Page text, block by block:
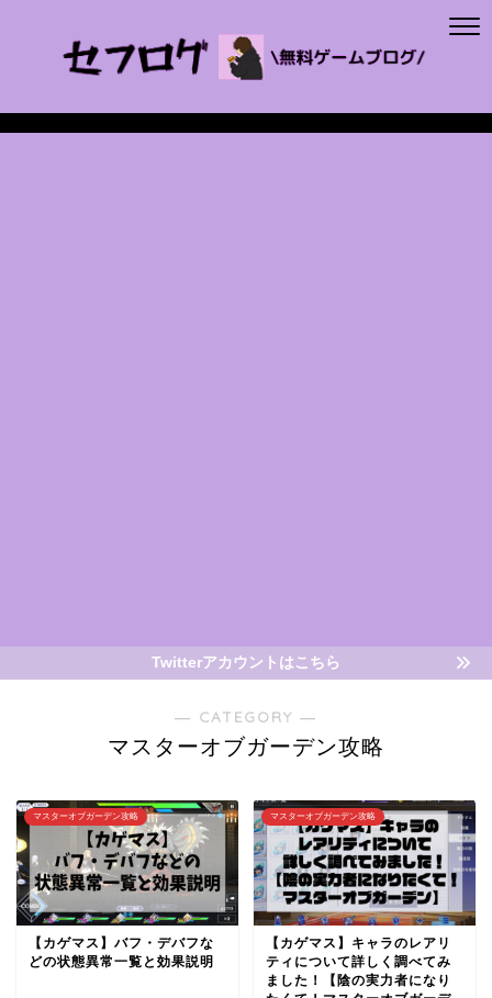
Twitterアカウントはこちら
― CATEGORY ―
マスターオブガーデン攻略
マスターオブガーデン攻略
【カゲマス】バフ・デバフな
どの状態異常一覧と効果説明
マスターオブガーデン攻略
【カゲマス】キャラのレアリ
ティについて詳しく調べてみ
ました！【陰の実力者になり